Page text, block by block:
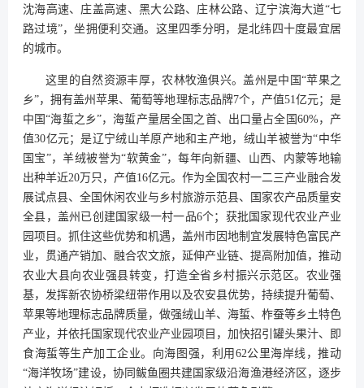
沈海高速、庄盖高速、黑大公路、庄林公路、辽宁滨海大道“七
路过境”，坐拥便利交通。这里四季分明，是北纬四十度最宜居
的城市。
这里的自然资源丰厚，农林牧渔俱兴。盖州是中国“苹果之
乡”，拥有盖州苹果、葡萄等地理标志品牌7个，产值51亿元；是
中国“海蜇之乡”，海蜇产量居全国之首、出口量占全国60%，产
值30亿元；是辽宁绒山羊原产地和主产地，绒山羊被誉为“中华
国宝”，羊绒被誉为“软黄金”，每年向新疆、山西、内蒙等地输
出种羊近20万只，产值16亿元。作为全国农村一二三产业融合发
展试点县、全国休闲农业与乡村旅游示范县、国家农产品质量安
全县，盖州已创建国家级一村一品6个；获批国家现代农业产业
园项目。抓住这些优势和机遇，盖州市因地制宜发展特色富民产
业，贯通产销加、融合农文旅，延伸产业链、提高附加值，推动
农业大县向农业强县转变，打造全省乡村振兴示范区。农业强
基，发挥新农协桥梁纽带作用以及农安县优势，持续提升葡萄、
苹果等地理标志品牌质量，做强绒山羊、海蜇、柞蚕等乡土特色
产业，并依托国家现代农业产业园项目，加快招引罐头果汁、即
食海蜇等生产加工企业。向海图强，利用62公里海岸线，推动
“海洋牧场”建设，协同鲅鱼圈共建国家级沿海渔港经济区，逐步